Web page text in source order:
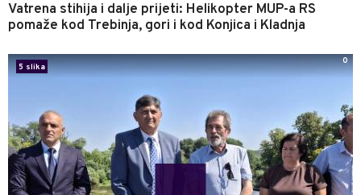
Vatrena stihija i dalje prijeti: Helikopter MUP-a RS
pomaže kod Trebinja, gori i kod Konjica i Kladnja
5 slika
0